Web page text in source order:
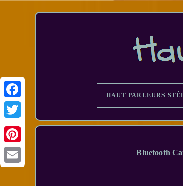
Facebook
HAUT-PARLEURS
Bluetooth